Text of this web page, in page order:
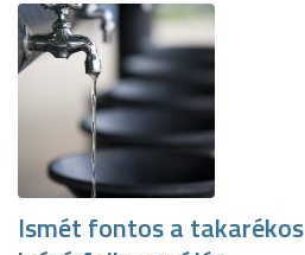
Ismét fontos a takarékos